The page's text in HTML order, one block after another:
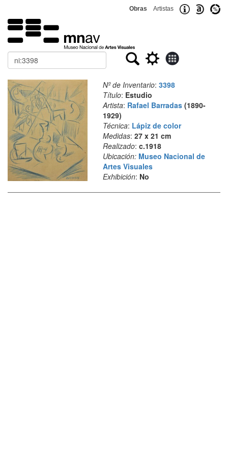
Obras Artistas
Buscar
Nº de Inventario: 3398
Título: Estudio
Artista: Rafael Barradas(1890-
1929)
Técnica: Lápiz de color
Medidas: 27 x 21 cm
Realizado: c.1918
Ubicación: Museo Nacional de
Artes Visuales
Exhibición: No